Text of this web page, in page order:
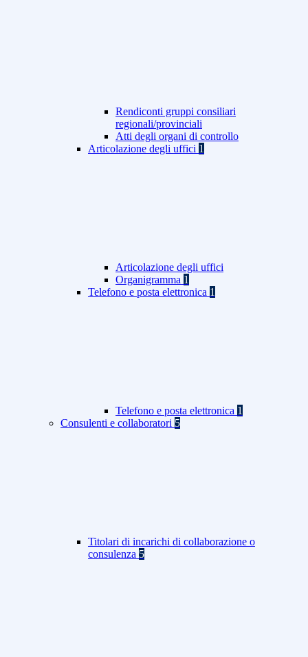
Rendiconti gruppi consiliari
regionali/provinciali
Atti degli organi di controllo
Articolazione degli uffici 1
Articolazione degli uffici
Organigramma 1
Telefono e posta elettronica 1
Telefono e posta elettronica 1
Consulenti e collaboratori 5
Titolari di incarichi di collaborazione o
consulenza 5